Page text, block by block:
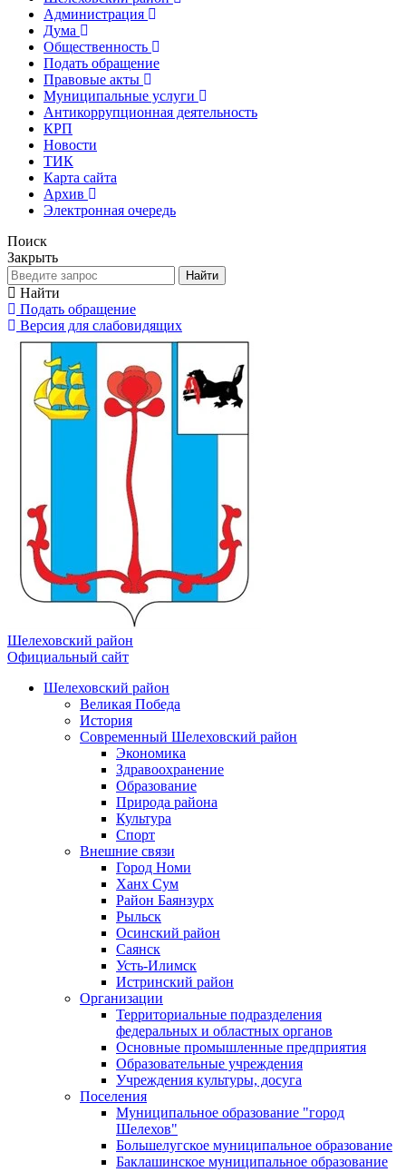
Администрация
Дума
Общественность
Подать обращение
Правовые акты
Муниципальные услуги
Антикоррупционная деятельность
КРП
Новости
ТИК
Карта сайта
Архив
Электронная очередь
Поиск
Закрыть
Найти
Найти
Подать обращение
Версия для слабовидящих
Шелеховский район
Официальный сайт
Шелеховский район
Великая Победа
История
Современный Шелеховский район
Экономика
Здравоохранение
Образование
Природа района
Культура
Спорт
Внешние связи
Город Номи
Ханх Сум
Район Баянзурх
Рыльск
Осинский район
Саянск
Усть-Илимск
Истринский район
Организации
Территориальные подразделения
федеральных и областных органов
Основные промышленные предприятия
Образовательные учреждения
Учреждения культуры, досуга
Поселения
Муниципальное образование "город
Шелехов"
Большелугское муниципальное образование
Баклашинское муниципальное образование